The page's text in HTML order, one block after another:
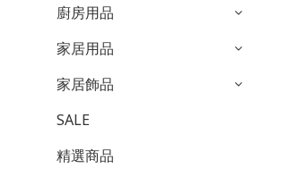
廚房用品
家居用品
家居飾品
SALE
精選商品